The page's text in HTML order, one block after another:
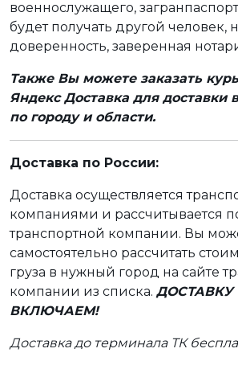
военнослужащего,
будет получать другой человек,
доверенность, заверенная
Также Вы можете заказать
Яндекс Доставка для доставки
по городу и области.
Доставка по России:
Доставка осуществляется
компаниями и рассчитывается
транспортной компании. Вы
самостоятельно рассчитать
груза в нужный город на сайте
компании из списка. ДОСТАВКУ
ВКЛЮЧАЕМ!
Доставка до терминала ТК